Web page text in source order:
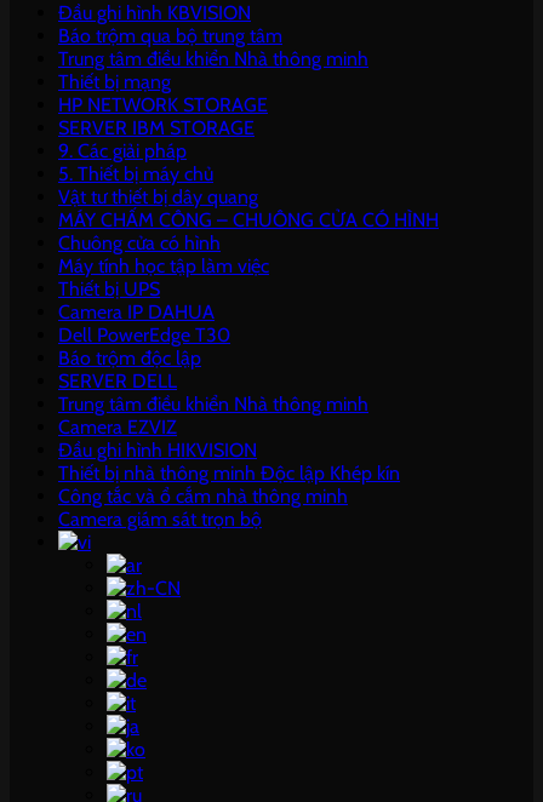
Đầu ghi hình KBVISION
Báo trộm qua bộ trung tâm
Trung tâm điều khiển Nhà thông minh
Thiết bị mạng
HP NETWORK STORAGE
SERVER IBM STORAGE
9. Các giải pháp
5. Thiết bị máy chủ
Vật tư thiết bị dây quang
MÁY CHẤM CÔNG – CHUÔNG CỬA CÓ HÌNH
Chuông cửa có hình
Máy tính học tập làm việc
Thiết bị UPS
Camera IP DAHUA
Dell PowerEdge T30
Báo trộm độc lập
SERVER DELL
Trung tâm điều khiển Nhà thông minh
Camera EZVIZ
Đầu ghi hình HIKVISION
Thiết bị nhà thông minh Độc lập Khép kín
Công tắc và ổ cắm nhà thông minh
Camera giám sát trọn bộ